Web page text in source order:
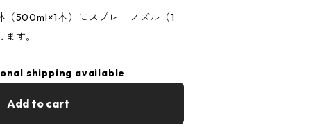
500ml×1本）にスプレーノズル（1
す。
shipping available
Add to cart